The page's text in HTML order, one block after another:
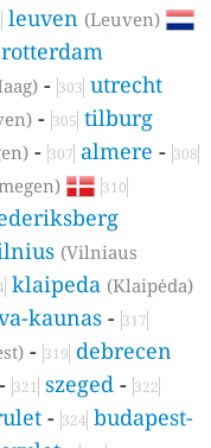
leuven (Leuven)
rotterdam
-303 utrecht
-305 tilburg
-307 almere -308
310
(Vilniaus
klaipeda (Klaipėda)
kaunas -317
-319 debrecen
-321 szeged -322
-324 budapest-